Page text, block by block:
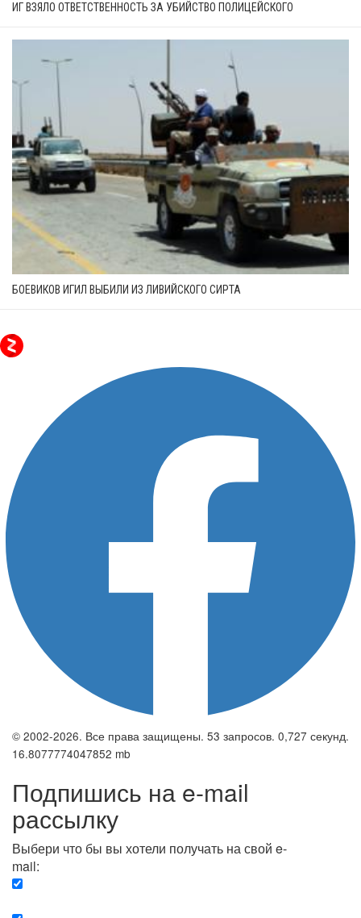
ИГ ВЗЯЛО ОТВЕТСТВЕННОСТЬ ЗА УБИЙСТВО ПОЛИЦЕЙСКОГО
БОЕВИКОВ ИГИЛ ВЫБИЛИ ИЗ ЛИВИЙСКОГО СИРТА
© 2002-2026. Все права защищены. 53 запросов. 0,727 секунд.
16.8077774047852 mb
Подпишись на e-mail
рассылку
Выбери что бы вы хотели получать на свой e-
mail: